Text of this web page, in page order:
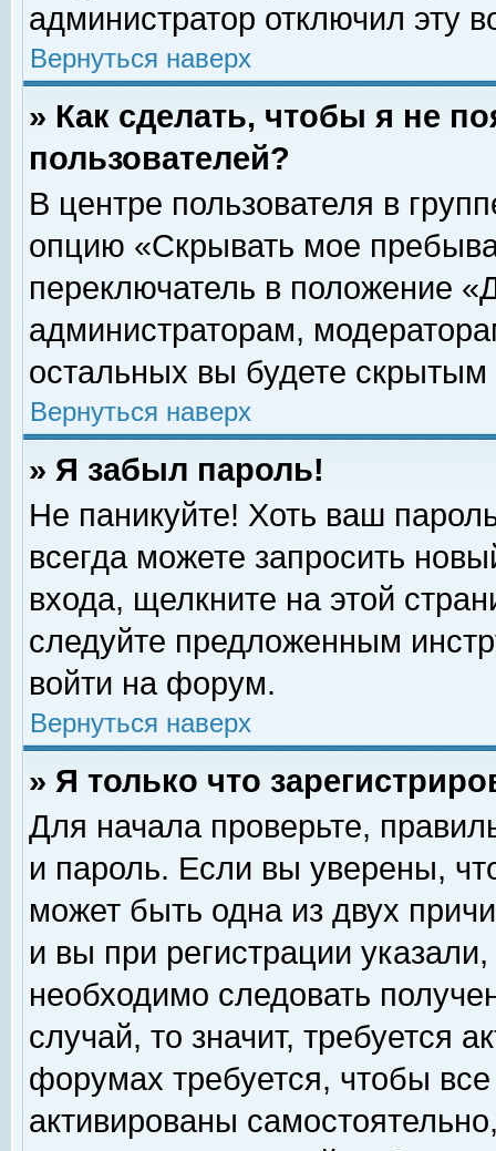
администратор отключил эту
Вернуться наверх
» Как сделать, чтобы я не
пользователей?
В центре пользователя в
опцию «Скрывать мое
переключатель в положение
администраторам,
остальных вы будете скрытым
Вернуться наверх
» Я забыл пароль!
Не паникуйте! Хоть ваш
всегда можете запросить
входа, щелкните на этой
следуйте предложенным
войти на форум.
Вернуться наверх
» Я только что
Для начала проверьте,
и пароль. Если вы уверены,
может быть одна из двух
и вы при регистрации
необходимо следовать
случай, то значит, требуется
форумах требуется, чтобы
активированы